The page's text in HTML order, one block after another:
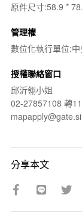
原件尺寸:58.9 *
管理權
數位化執行單位:
授權聯絡窗口
邱沂翎小姐
02-27857108 轉
分享本文